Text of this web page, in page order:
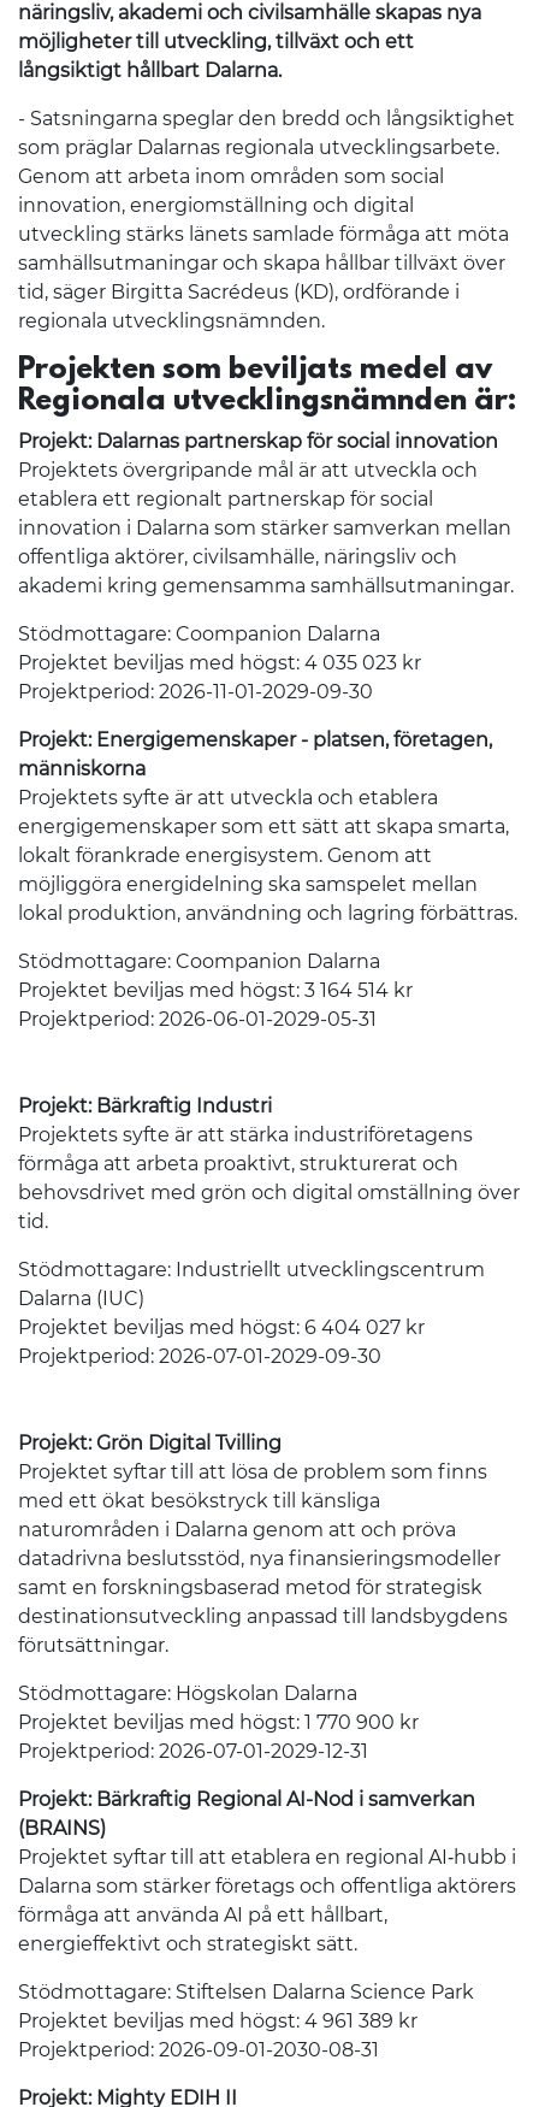
näringsliv, akademi och civilsamhälle skapas nya
möjligheter till utveckling, tillväxt och ett
långsiktigt hållbart Dalarna.
- Satsningarna speglar den bredd och långsiktighet
som präglar Dalarnas regionala utvecklingsarbete.
Genom att arbeta inom områden som social
innovation, energiomställning och digital
utveckling stärks länets samlade förmåga att möta
samhällsutmaningar och skapa hållbar tillväxt över
tid, säger Birgitta Sacrédeus (KD), ordförande i
regionala utvecklingsnämnden.
Projekten som beviljats medel av
Regionala utvecklingsnämnden är:
Projekt: Dalarnas partnerskap för social innovation
Projektets övergripande mål är att utveckla och
etablera ett regionalt partnerskap för social
innovation i Dalarna som stärker samverkan mellan
offentliga aktörer, civilsamhälle, näringsliv och
akademi kring gemensamma samhällsutmaningar.
Stödmottagare: Coompanion Dalarna
Projektet beviljas med högst: 4 035 023 kr
Projektperiod: 2026-11-01-2029-09-30
Projekt: Energigemenskaper - platsen, företagen,
människorna
Projektets syfte är att utveckla och etablera
energigemenskaper som ett sätt att skapa smarta,
lokalt förankrade energisystem. Genom att
möjliggöra energidelning ska samspelet mellan
lokal produktion, användning och lagring förbättras.
Stödmottagare: Coompanion Dalarna
Projektet beviljas med högst: 3 164 514 kr
Projektperiod: 2026-06-01-2029-05-31
Projekt: Bärkraftig Industri
Projektets syfte är att stärka industriföretagens
förmåga att arbeta proaktivt, strukturerat och
behovsdrivet med grön och digital omställning över
tid.
Stödmottagare: Industriellt utvecklingscentrum
Dalarna (IUC)
Projektet beviljas med högst: 6 404 027 kr
Projektperiod: 2026-07-01-2029-09-30
Projekt: Grön Digital Tvilling
Projektet syftar till att lösa de problem som finns
med ett ökat besökstryck till känsliga
naturområden i Dalarna genom att och pröva
datadrivna beslutsstöd, nya finansieringsmodeller
samt en forskningsbaserad metod för strategisk
destinationsutveckling anpassad till landsbygdens
förutsättningar.
Stödmottagare: Högskolan Dalarna
Projektet beviljas med högst: 1 770 900 kr
Projektperiod: 2026-07-01-2029-12-31
Projekt: Bärkraftig Regional AI-Nod i samverkan
(BRAINS)
Projektet syftar till att etablera en regional AI‑hubb i
Dalarna som stärker företags och offentliga aktörers
förmåga att använda AI på ett hållbart,
energieffektivt och strategiskt sätt.
Stödmottagare: Stiftelsen Dalarna Science Park
Projektet beviljas med högst: 4 961 389 kr
Projektperiod: 2026-09-01-2030-08-31
Projekt: Mighty EDIH II